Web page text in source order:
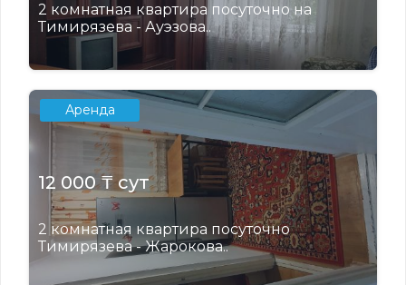
2 комнатная квартира посуточно на
Тимирязева - Ауэзова..
Аренда
12 000 ₸ сут
2 комнатная квартира посуточно
Тимирязева - Жарокова..